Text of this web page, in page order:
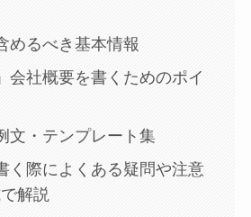
めるべき基本情報
会社概要を書くためのポイ
文・テンプレート集
く際によくある疑問や注意
解説